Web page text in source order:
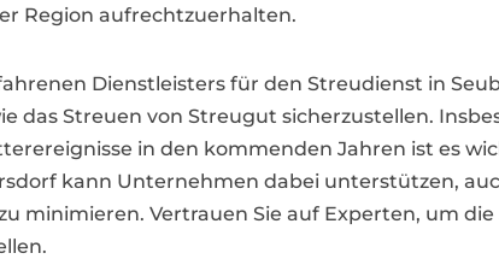
Region aufrechtzuerhalten.
Dienstleisters für den Streudienst in
das Streuen von Streugut sicherzustellen.
in den kommenden Jahren ist es
kann Unternehmen dabei unterstützen,
minimieren. Vertrauen Sie auf Experten, um